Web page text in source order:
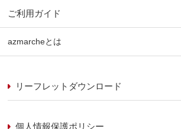
ご利用ガイド
azmarcheとは
リーフレットダウンロード
個人情報保護ポリシー